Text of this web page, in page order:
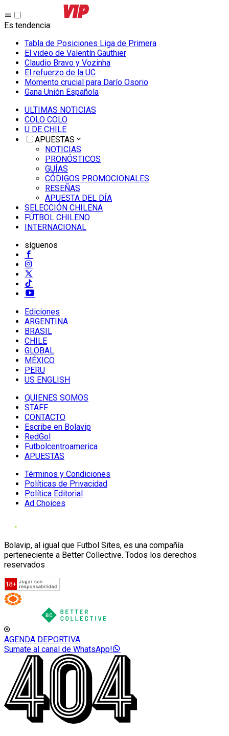
Es tendencia:
Tabla de Posiciones Liga de Primera
El video de Valentín Gauthier
Claudio Bravo y Vozinha
El refuerzo de la UC
Momento crucial para Darío Osorio
Gana Unión Española
ULTIMAS NOTICIAS
COLO COLO
U DE CHILE
APUESTAS
NOTICIAS
PRONÓSTICOS
GUÍAS
CÓDIGOS PROMOCIONALES
RESEÑAS
APUESTA DEL DÍA
SELECCIÓN CHILENA
FÚTBOL CHILENO
INTERNACIONAL
síguenos
Ediciones
ARGENTINA
BRASIL
CHILE
GLOBAL
MÉXICO
PERU
US ENGLISH
QUIENES SOMOS
STAFF
CONTACTO
Escribe en Bolavip
RedGol
Futbolcentroamerica
APUESTAS
Términos y Condiciones
Políticas de Privacidad
Política Editorial
Ad Choices
Bolavip, al igual que Futbol Sites, es una compañía
perteneciente a Better Collective. Todos los derechos
reservados
AGENDA DEPORTIVA
Sumate al canal de WhatsApp!